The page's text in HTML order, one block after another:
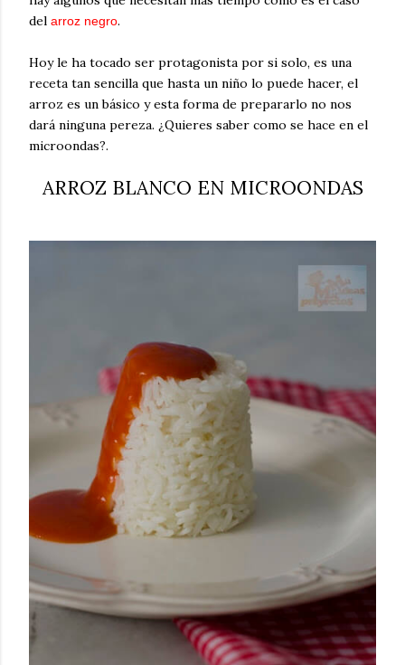
del arroz negro.
Hoy le ha tocado ser protagonista por si solo, es una
receta tan sencilla que hasta un niño lo puede hacer, el
arroz es un básico y esta forma de prepararlo no nos
dará ninguna pereza. ¿Quieres saber como se hace en el
microondas?.
ARROZ BLANCO EN MICROONDAS